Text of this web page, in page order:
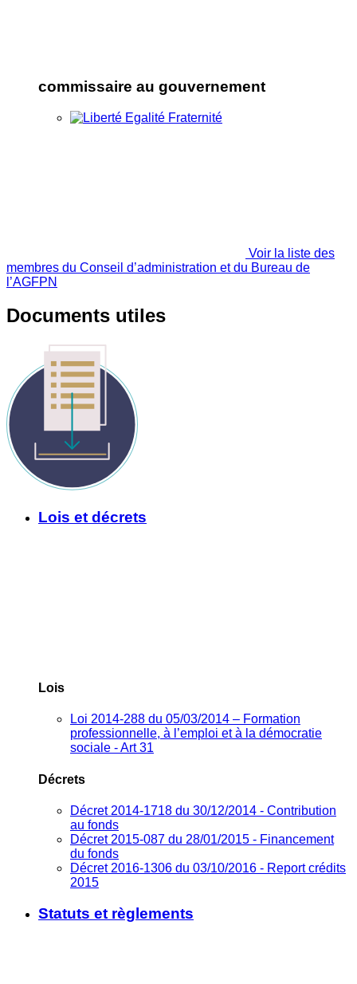
commissaire au gouvernement
Voir la liste des
membres du Conseil d’administration et du Bureau de
l’AGFPN
Documents utiles
Lois et décrets
Lois
Loi 2014-288 du 05/03/2014 – Formation
professionnelle, à l’emploi et à la démocratie
sociale - Art 31
Décrets
Décret 2014-1718 du 30/12/2014 - Contribution
au fonds
Décret 2015-087 du 28/01/2015 - Financement
du fonds
Décret 2016-1306 du 03/10/2016 - Report crédits
2015
Statuts et règlements